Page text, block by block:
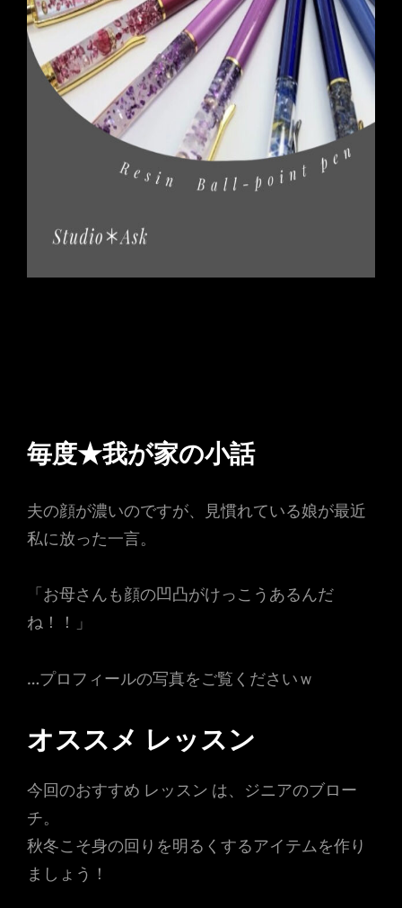
毎度★我が家の小話
夫の顔が濃いのですが、見慣れている娘が最近
私に放った一言。
「お母さんも顔の凹凸がけっこうあるんだ
ね！！」
…プロフィールの写真をご覧くださいｗ
オススメ レッスン
今回のおすすめ レッスン は、ジニアのブロー
チ。
秋冬こそ身の回りを明るくするアイテムを作り
ましょう！